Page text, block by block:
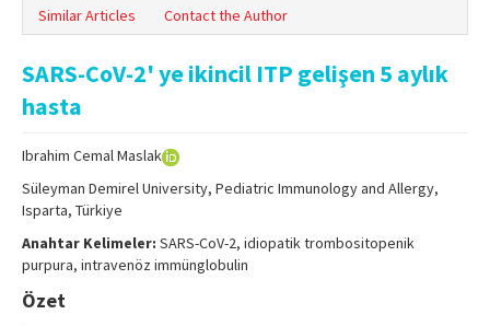
Online First
Archive
Similar Articles
Contact the Author
SARS-CoV-2' ye ikincil ITP gelişen 5 aylık
hasta
Ibrahim Cemal Maslak
Süleyman Demirel University, Pediatric Immunology and Allergy,
Isparta, Türkiye
Anahtar Kelimeler: SARS-CoV-2, idiopatik trombositopenik
purpura, intravenöz immünglobulin
Özet